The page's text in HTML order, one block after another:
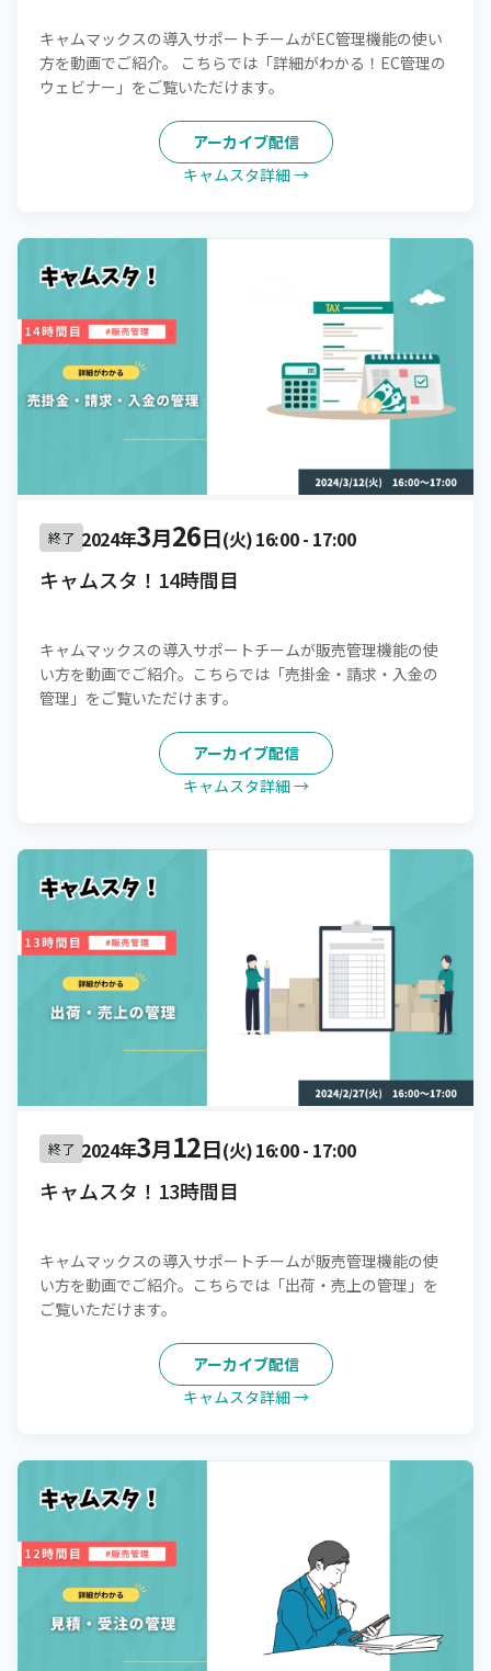
キャムマックスの導入サポートチームがEC管理機能の使い
方を動画でご紹介。 こちらでは「詳細がわかる！EC管理の
ウェビナー」をご覧いただけます。
アーカイブ配信
キャムスタ詳細 →
終了 2024年3月26日(火)16:00- 17:00
キャムスタ！14時間目
キャムマックスの導入サポートチームが販売管理機能の使
い方を動画でご紹介。こちらでは「売掛金・請求・入金の
管理」をご覧いただけます。
アーカイブ配信
キャムスタ詳細 →
終了 2024年3月12日(火)16:00- 17:00
キャムスタ！13時間目
キャムマックスの導入サポートチームが販売管理機能の使
い方を動画でご紹介。こちらでは「出荷・売上の管理」を
ご覧いただけます。
アーカイブ配信
キャムスタ詳細 →